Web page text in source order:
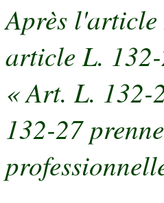
Après
article L.
« Art. L. 132-
132-27